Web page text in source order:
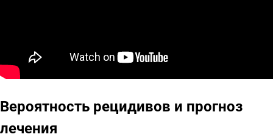
Вероятность рецидивов и прогноз
лечения